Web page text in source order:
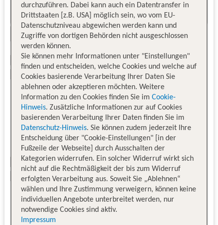
durchzuführen. Dabei kann auch ein Datentransfer in
Drittstaaten [z.B. USA] möglich sein, wo vom EU-
Datenschutzniveau abgewichen werden kann und
Zugriffe von dortigen Behörden nicht ausgeschlossen
werden können.
Sie können mehr Informationen unter "Einstellungen"
finden und entscheiden, welche Cookies und welche auf
Cookies basierende Verarbeitung Ihrer Daten Sie
ablehnen oder akzeptieren möchten. Weitere
Information zu den Cookies finden Sie im Cookie-
Hinweis. Zusätzliche Informationen zur auf Cookies
basierenden Verarbeitung Ihrer Daten finden Sie im
Datenschutz-Hinweis. Sie können zudem jederzeit Ihre
Entscheidung über "Cookie-Einstellungen" [in der
Fußzeile der Webseite] durch Ausschalten der
Kategorien widerrufen. Ein solcher Widerruf wirkt sich
nicht auf die Rechtmäßigkeit der bis zum Widerruf
erfolgten Verarbeitung aus. Soweit Sie „Ablehnen“
wählen und Ihre Zustimmung verweigern, können keine
individuellen Angebote unterbreitet werden, nur
notwendige Cookies sind aktiv.
Impressum